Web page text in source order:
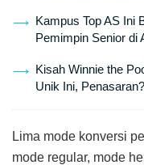
Kampus Top AS Ini
Pemimpin Senior di
Kisah Winnie the
Unik Ini, Penasaran?
Lima mode konversi
mode regular, mode